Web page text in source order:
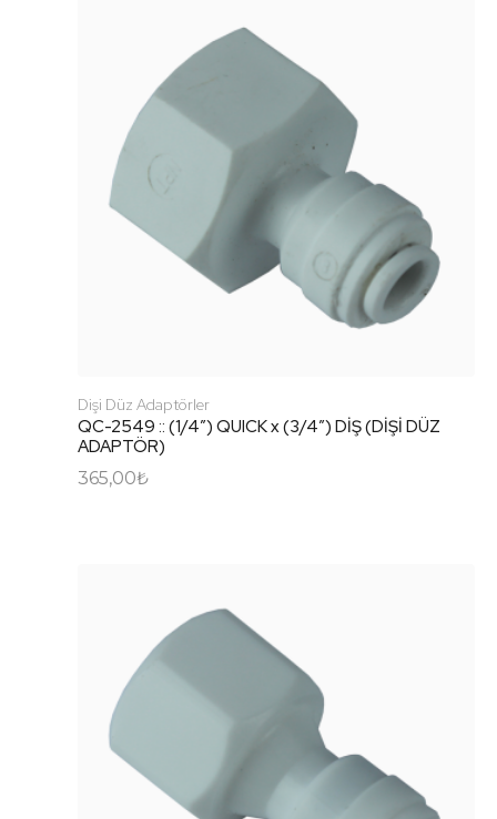
Dişi Düz Adaptörler
QC-2549 :: (1/4″) QUICK x (3/4″) DİŞ (DİŞİ DÜZ
ADAPTÖR)
365,00₺